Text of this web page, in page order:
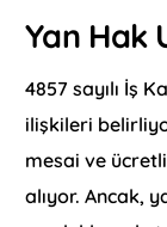
Yan Hak
4857 sayılı İş
ilişkileri
mesai ve
alıyor. Ancak,